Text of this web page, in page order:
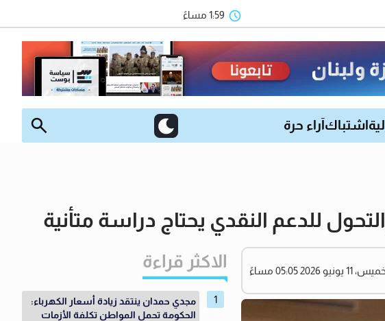
1:59 مساءً
اشتباك آراء حرة
للدعم النقدي يحتاج دراسة متأنية
11 يونيو 2026 05:05 مساءً الاكثر قراءة
مجدي حمدان ينتقد زيادة أسعار الكهرباء:
الحكومة تحمل المواطن تكلفة الأزمات